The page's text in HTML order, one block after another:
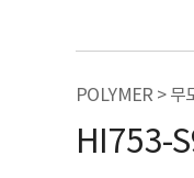
POLYMER >
HI753-